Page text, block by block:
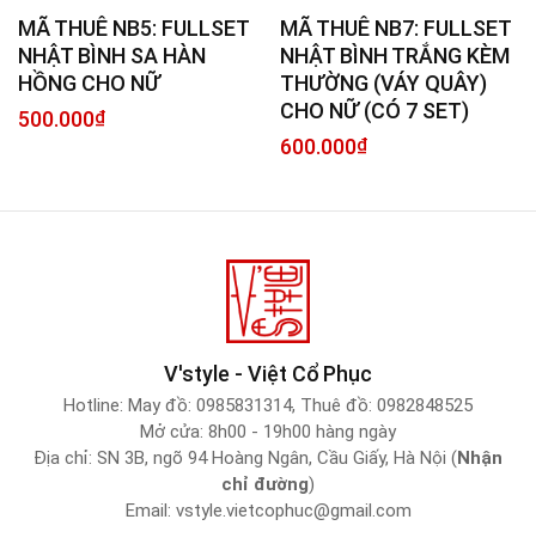
MÃ THUÊ NB5: FULLSET
NHẬT BÌNH SA HÀN
HỒNG CHO NỮ
500.000₫
MÃ THUÊ NB7: FULLSET
NHẬT BÌNH TRẮNG KÈM
THƯỜNG (VÁY QUÂY)
CHO NỮ (CÓ 7 SET)
600.000₫
V'style - Việt Cổ Phục
Hotline: May đồ: 0985831314, Thuê đồ: 0982848525
Mở cửa: 8h00 - 19h00 hàng ngày
Địa chỉ: SN 3B, ngõ 94 Hoàng Ngân, Cầu Giấy, Hà Nội (Nhận
chỉ đường)
Email: vstyle.vietcophuc@gmail.com